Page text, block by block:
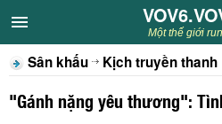
VOV6.VOV.VN
CHUYÊN MỤC
Khách VOV6
Một thế giới
Sân khấu Kịch truyền thanh
"Gánh nặng yêu thương":